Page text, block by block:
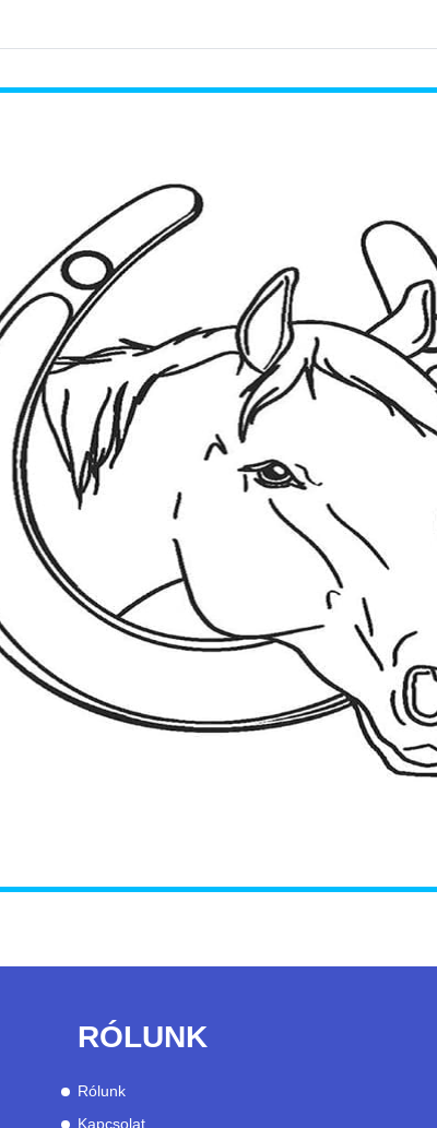
RÓLUNK
Rólunk
Kapcsolat